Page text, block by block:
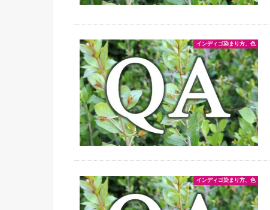
インディゴ染まり方、色
インディゴ染まり方、色